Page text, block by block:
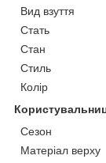
Вид взуття
Стать
Стан
Стиль
Колір
Сезон
Матеріал верху